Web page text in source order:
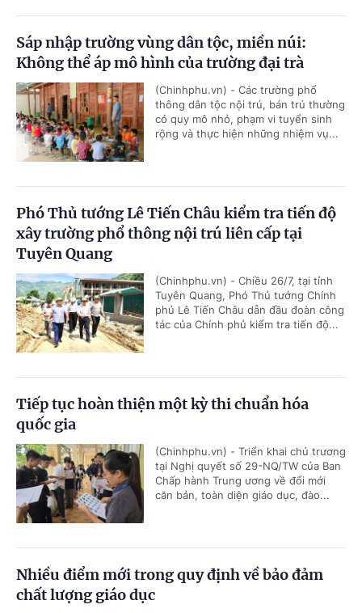
Sáp nhập trường vùng dân tộc, miền núi:
Không thể áp mô hình của trường đại trà
(Chinhphu.vn) - Các trường phổ
thông dân tộc nội trú, bán trú thường
có quy mô nhỏ, phạm vi tuyển sinh
rộng và thực hiện những nhiệm vụ...
Phó Thủ tướng Lê Tiến Châu kiểm tra tiến độ
xây trường phổ thông nội trú liên cấp tại
Tuyên Quang
(Chinhphu.vn) - Chiều 26/7, tại tỉnh
Tuyên Quang, Phó Thủ tướng Chính
phủ Lê Tiến Châu dẫn đầu đoàn công
tác của Chính phủ kiểm tra tiến độ...
Tiếp tục hoàn thiện một kỳ thi chuẩn hóa
quốc gia
(Chinhphu.vn) - Triển khai chủ trương
tại Nghị quyết số 29-NQ/TW của Ban
Chấp hành Trung ương về đổi mới
căn bản, toàn diện giáo dục, đào...
Nhiều điểm mới trong quy định về bảo đảm
chất lượng giáo dục